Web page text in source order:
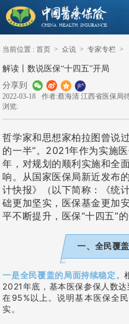
当前位置 : 首页 > 众说 > 专家专栏 >
解读丨数说医保“十四五”开局
分享到
2022-03-18
作者:蔡海清 江西省医保局
浏览:
哲学家和思想家柏拉图曾说
的一半”。2021年作为实施
年，对规划的顺利实施和全
响。从国家医保局新近发布
计快报》（以下简称：《统
础更加坚实，医保基金更加
平不断提升，医保“十四五”
一、全民覆
一是全民覆盖的局面持续稳定。
2021年底，基本医保参保人数
在95%以上。说明基本医保全
实。